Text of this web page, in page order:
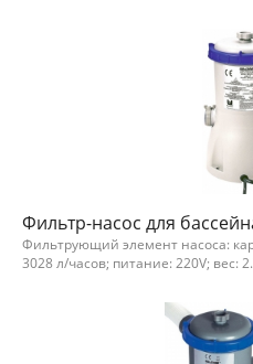
Фильтр-насос для
Фильтрующий элемент насоса:
3028 л/часов; питание: 220V; вес: